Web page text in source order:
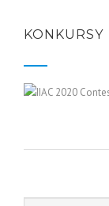
KONKURSY